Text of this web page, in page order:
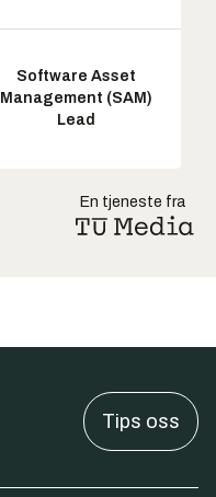
Software Asset
Management (SAM)
Lead
En tjeneste fra
Tips oss